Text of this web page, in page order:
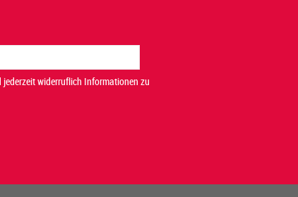
widerruflich Informationen zu